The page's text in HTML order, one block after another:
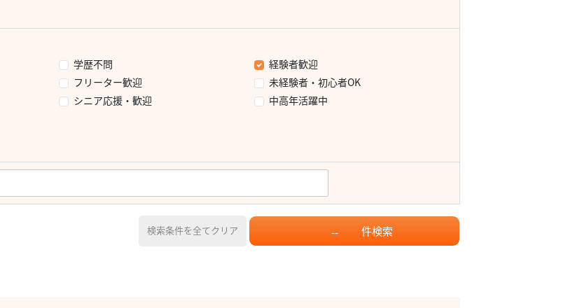
学歴不問
経験者歓迎
フリーター歓迎
未経験者・初心者OK
シニア応援・歓迎
中高年活躍中
検索条件を全てクリア -- 件検索